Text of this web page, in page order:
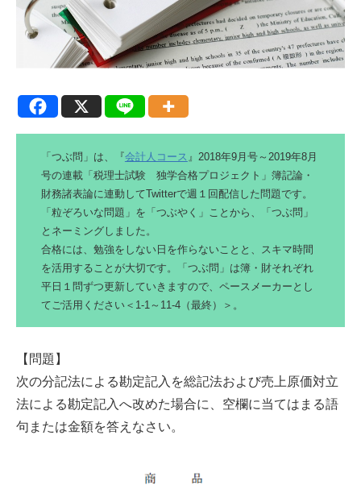
「つぶ問」は、『会計人コース 』2018年9月号～2019年8月
号の連載「税理士試験 独学合格プロジェクト」簿記論・
財務諸表論に連動してTwitterで週１回配信した問題です。
「粒ぞろいな問題」を「つぶやく」ことから、「つぶ問」
とネーミングしました。
合格には、勉強をしない日を作らないことと、スキマ時間
を活用することが大切です。「つぶ問」は簿・財それぞれ
平日１問ずつ更新していきますので、ペースメーカーとし
てご活用ください＜1‐1～11‐4（最終）＞。
【問題】
次の分記法による勘定記入を総記法および売上原価対立
法による勘定記入へ改めた場合に、空欄に当てはまる語
句または金額を答えなさい。